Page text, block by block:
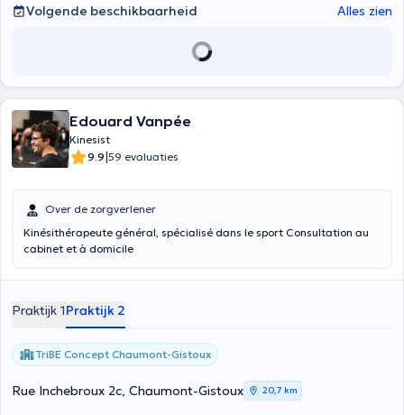
Volgende beschikbaarheid Alles zien
Edouard Vanpée
Kinesist
9.9|59 evaluaties
Over de zorgverlener
Kinésithérapeute général, spécialisé dans le sport Consultation au
cabinet et à domicile
Praktijk 1Praktijk 2
TriBE Concept Chaumont-Gistoux
Rue Inchebroux 2c, Chaumont-Gistoux 20,7 km